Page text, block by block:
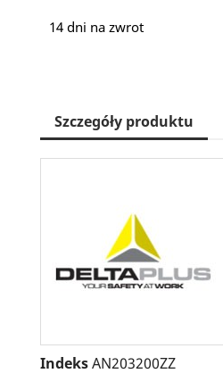
14 dni na zwrot
Szczegóły produktu
IndeksAN203200ZZ